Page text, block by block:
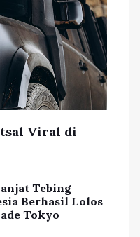
Viral di
Tebing
Berhasil Lolos
Tokyo